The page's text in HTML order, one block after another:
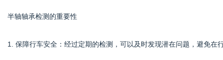
半轴轴承检测的重要性
1. 保障行车安全：经过定期的检测，可以及时发现潜在问题，避免在